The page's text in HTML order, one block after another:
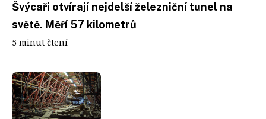
Švýcaři otvírají nejdelší železniční tunel na
světě. Měří 57 kilometrů
5 minut čtení